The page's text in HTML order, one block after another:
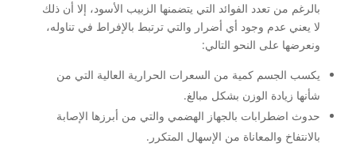
بالرغم من تعدد الفوائد التي يتضمنها الزبيب الأسود، إلا أن ذلك
لا يعني عدم وجود أي أضرار والتي ترتبط بالإفراط في تناوله،
ونعرضها على النحو التالي:
يكسب الجسم كمية من السعرات الحرارية العالية التي من
شأنها زيادة الوزن بشكل مبالغ.
حدوث اضطرابات بالجهاز الهضمي والتي من أبرزها الإصابة
بالانتفاخ والمعاناة من الإسهال المتكرر.